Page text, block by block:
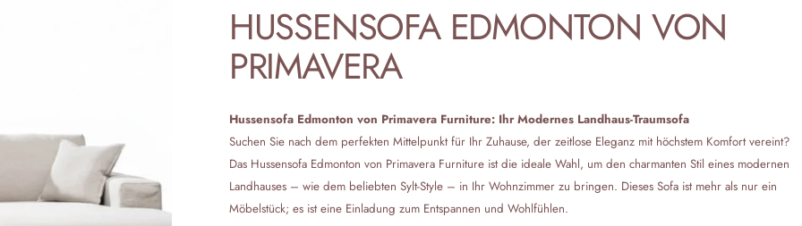
HUSSENSOFA EDMONTON VON
PRIMAVERA
Hussensofa Edmonton von Primavera Furniture: Ihr Modernes Landhaus-Traumsofa
Suchen Sie nach dem perfekten Mittelpunkt für Ihr Zuhause, der zeitlose Eleganz mit höchstem Komfort vereint?
Das Hussensofa Edmonton von Primavera Furniture ist die ideale Wahl, um den charmanten Stil eines modernen
Landhauses – wie dem beliebten Sylt-Style – in Ihr Wohnzimmer zu bringen. Dieses Sofa ist mehr als nur ein
Möbelstück; es ist eine Einladung zum Entspannen und Wohlfühlen.